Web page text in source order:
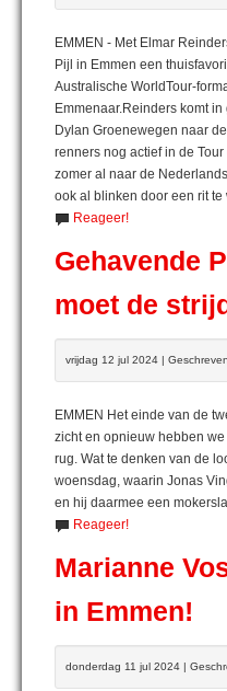
EMMEN - Met Elmar
Pijl in Emmen een
Australische WorldTour-
Emmenaar.Reinders komt
Dylan Groenewegen naar
renners nog actief in de
zomer al naar de
ook al blinken door een rit
Reageer!
Gehavende
moet de
vrijdag 12 jul 2024 |
EMMEN Het einde van de
zicht en opnieuw hebben
rug. Wat te denken van de
woensdag, waarin Jonas
en hij daarmee een
Reageer!
Marianne
in Emmen!
donderdag 11 jul 2024 |